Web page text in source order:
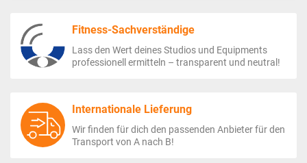
Fitness-Sachverständige
Lass den Wert deines Studios und Equipments
professionell ermitteln – transparent und neutral!
Internationale Lieferung
Wir finden für dich den passenden Anbieter für den
Transport von A nach B!